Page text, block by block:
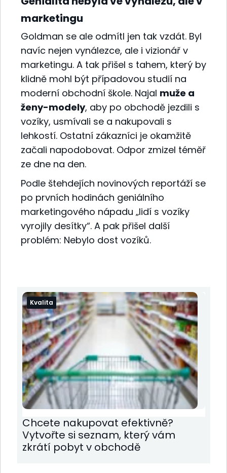
marketingu
Goldman se ale odmítl jen tak vzdát. Byl
navíc nejen vynálezce, ale i vizionář v
marketingu. A tak přišel s tahem, který by
klidně mohl být případovou studií na
moderní obchodní škole. Najal muže a
ženy-modely, aby po obchodě jezdili s
vozíky, usmívali se a nakupovali s
lehkostí. Ostatní zákazníci je okamžitě
začali napodobovat. Odpor zmizel téměř
ze dne na den.
Podle štehdejích novinových reportáží se
po prvních hodinách geniálního
marketingového nápadu „lidí s vozíky
vyrojily desítky“. A pak přišel další
problém: Nebylo dost vozíků.
Kvalita
Chcete nakupovat efektivně?
Vytvořte si seznam, který vám
zkrátí pobyt v obchodě